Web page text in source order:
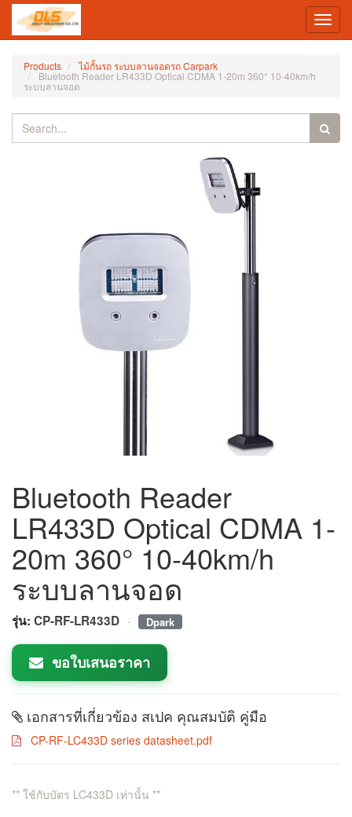
Products ไม้กั้นรถ ระบบลานจอดรถ Carpark
Bluetooth Reader LR433D Optical CDMA 1-20m 360° 10-40km/h
ระบบลานจอด
Bluetooth Reader
LR433D Optical CDMA 1-
20m 360° 10-40km/h
ระบบลานจอด
รุ่น: CP-RF-LR433D · Dpark
ขอใบเสนอราคา
เอกสารที่เกี่ยวข้อง สเปค คุณสมบัติ คู่มือ
CP-RF-LC433D series datasheet.pdf
** ใช้กับบัตร LC433D เท่านั้น **